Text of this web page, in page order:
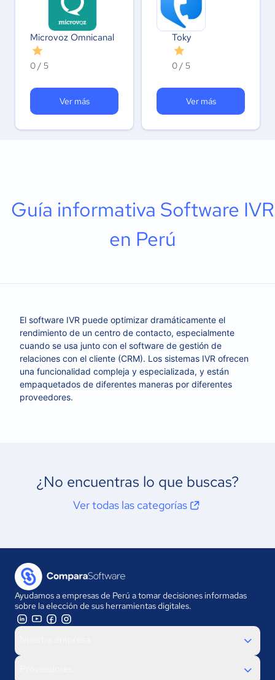
Microvoz Omnicanal
0 / 5
Ver más
Toky
0 / 5
Ver más
Guía informativa Software IVR
en Perú
El software IVR puede optimizar dramáticamente el
rendimiento de un centro de contacto, especialmente
cuando se usa junto con el software de gestión de
relaciones con el cliente (CRM). Los sistemas IVR ofrecen
una funcionalidad compleja y especializada, y están
empaquetados de diferentes maneras por diferentes
proveedores.
¿No encuentras lo que buscas?
Ver todas las categorías
Ayudamos a empresas de Perú a tomar decisiones informadas
sobre la elección de sus herramientas digitales.